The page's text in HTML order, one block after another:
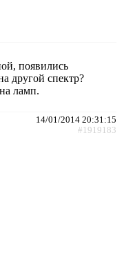
появились
другой спектр?
ламп.
14/01/2014 20:31:15
#1919183